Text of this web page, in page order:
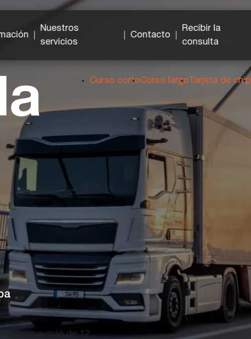
Nuestros
servicios
Contacto
Recibir la
consulta
a más de12
Curso cortoCurso largo Tarjeta de chip